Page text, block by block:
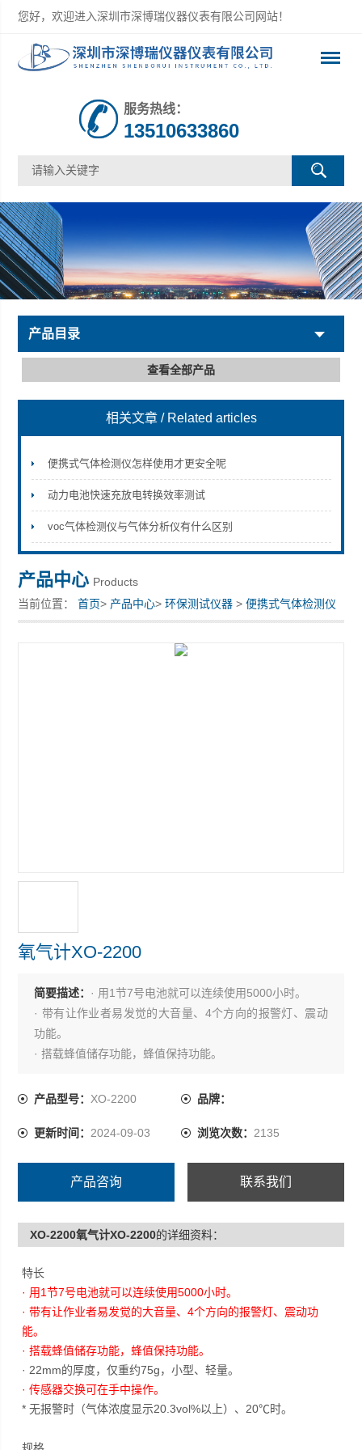
您好，欢迎进入深圳市深博瑞仪器仪表有限公司网站！
深圳市深博瑞仪器仪表有限公司
服务热线：
13510633860
产品目录
查看全部产品
相关文章 / Related articles
便携式气体检测仪怎样使用才更安全呢
动力电池快速充放电转换效率测试
voc气体检测仪与气体分析仪有什么区别
产品中心 Products
当前位置：首页> 产品中心>环保测试仪器 >便携式气体检测仪
氧气计XO-2200
简要描述： · 用1节7号电池就可以连续使用5000小时。
· 带有让作业者易发觉的大音量、4个方向的报警灯、震动
功能。
· 搭载蜂值储存功能，蜂值保持功能。
· 传感器交换可在手中操作。
产品型号： XO-2200 品牌：
更新时间： 2024-09-03 浏览次数： 2135
产品咨询 联系我们
XO-2200氧气计XO-2200的详细资料：
特长
· 用1节7号电池就可以连续使用5000小时。
· 带有让作业者易发觉的大音量、4个方向的报警灯、震动功
能。
· 搭载蜂值储存功能，蜂值保持功能。
· 22mm的厚度，仅重约75g，小型、轻量。
· 传感器交换可在手中操作。
* 无报警时（气体浓度显示20.3vol%以上）、20℃时。